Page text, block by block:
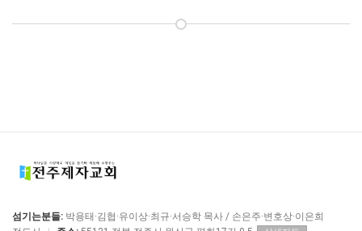
섬기는분들: 박용태·김협·유이상·최규·서승학 목사 / 손은주·변호상·이은희